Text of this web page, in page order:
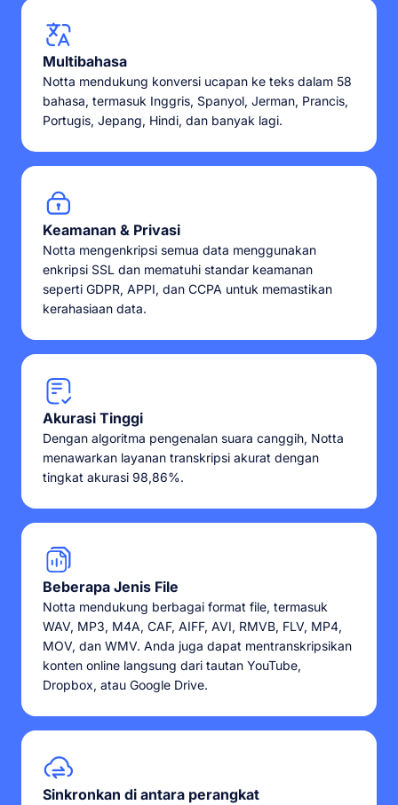
Multibahasa
Notta mendukung konversi ucapan ke teks dalam 58
bahasa, termasuk Inggris, Spanyol, Jerman, Prancis,
Portugis, Jepang, Hindi, dan banyak lagi.
Keamanan & Privasi
Notta mengenkripsi semua data menggunakan
enkripsi SSL dan mematuhi standar keamanan
seperti GDPR, APPI, dan CCPA untuk memastikan
kerahasiaan data.
Akurasi Tinggi
Dengan algoritma pengenalan suara canggih, Notta
menawarkan layanan transkripsi akurat dengan
tingkat akurasi 98,86%.
Beberapa Jenis File
Notta mendukung berbagai format file, termasuk
WAV, MP3, M4A, CAF, AIFF, AVI, RMVB, FLV, MP4,
MOV, dan WMV. Anda juga dapat mentranskripsikan
konten online langsung dari tautan YouTube,
Dropbox, atau Google Drive.
Sinkronkan di antara perangkat